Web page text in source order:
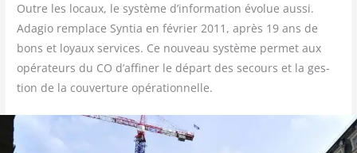
Outre les locaux, le sys­tème d’information évo­lue aus­si.
Ada­gio rem­place Syn­tia en février 2011, après 19 ans de
bons et loyaux ser­vices. Ce nou­veau sys­tème per­met aux
opé­ra­teurs du CO d’affiner le départ des secours et la ges­
tion de la cou­ver­ture opérationnelle.